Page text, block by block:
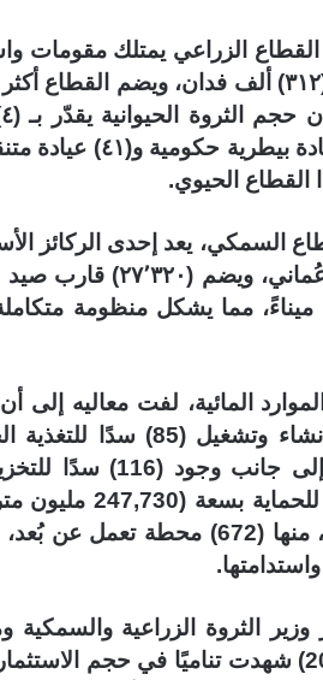
الزراعي يمتلك مقومات
بيطرية تضم (٦٩)
القطاع الحيوي.
السمكي، يعد إحدى الركائز
مصنعًا و(٢٤) ميناءً، مما يشكل
المائية، لفت معاليه إلى
مكعب)، و(٧)
واستدامتها.
الثروة الزراعية والسمكية